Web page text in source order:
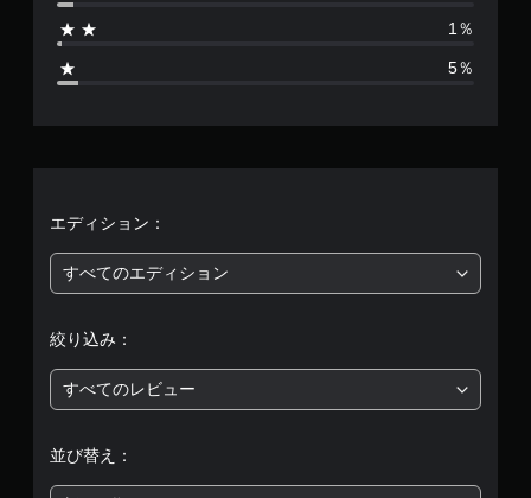
3
評
は
5
1％
5％
エディション：
すべてのエディション
絞り込み：
すべてのレビュー
並び替え：